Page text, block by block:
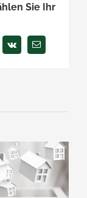
Sie Ihr
Vk
E-
Mail